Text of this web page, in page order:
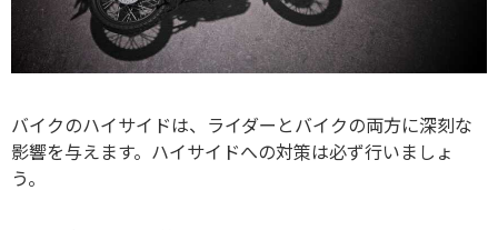
バイクのハイサイドは、ライダーとバイクの両方に深刻な
影響を与えます。ハイサイドへの対策は必ず行いましょ
う。